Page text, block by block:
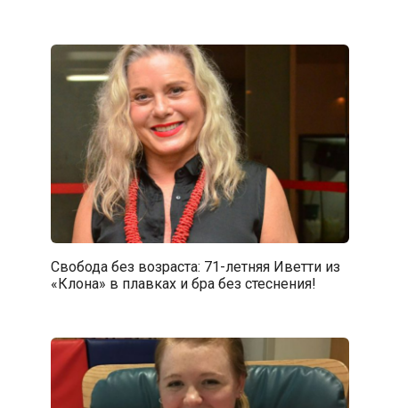
Свобода без возраста: 71-летняя Иветти из
«Клона» в плавках и бра без стеснения!